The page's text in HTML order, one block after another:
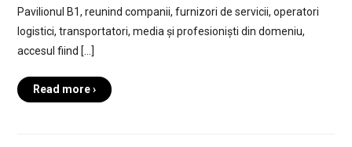
Pavilionul B1, reunind companii, furnizori de servicii, operatori
logistici, transportatori, media și profesioniști din domeniu,
accesul fiind […]
Read more ›